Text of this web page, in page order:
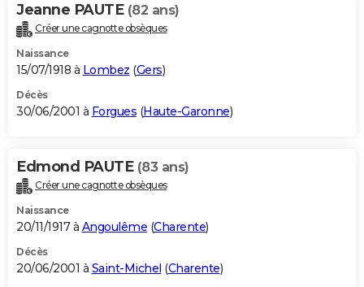
Jeanne PAUTE (82 ans)
Créer une cagnotte obsèques
Naissance
15/07/1918 à Lombez (Gers)
Décès
30/06/2001 à Forgues (Haute-Garonne)
Edmond PAUTE (83 ans)
Créer une cagnotte obsèques
Naissance
20/11/1917 à Angoulême (Charente)
Décès
20/06/2001 à Saint-Michel (Charente)